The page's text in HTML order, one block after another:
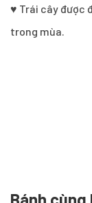
♥ Trái cây được
trong mùa.
Bánh cùng